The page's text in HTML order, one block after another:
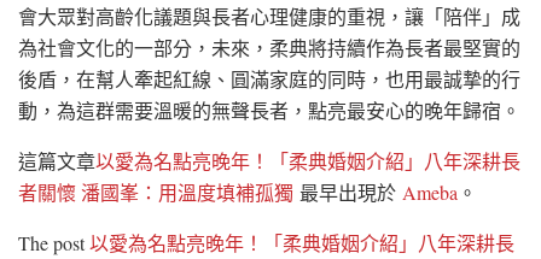
會大眾對高齡化議題與長者心理健康的重視，讓「陪伴」成
為社會文化的一部分，未來，柔典將持續作為長者最堅實的
後盾，在幫人牽起紅線、圓滿家庭的同時，也用最誠摯的行
動，為這群需要溫暖的無聲長者，點亮最安心的晚年歸宿。
這篇文章以愛為名點亮晚年！「柔典婚姻介紹」八年深耕長
者關懷 潘國峯：用溫度填補孤獨 最早出現於 Ameba 。
The post以愛為名點亮晚年！「柔典婚姻介紹」八年深耕長